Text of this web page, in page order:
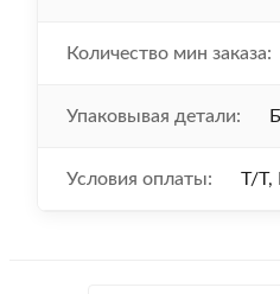
Количество мин заказа:
Упаковывая детали:
Условия оплаты: T/T,